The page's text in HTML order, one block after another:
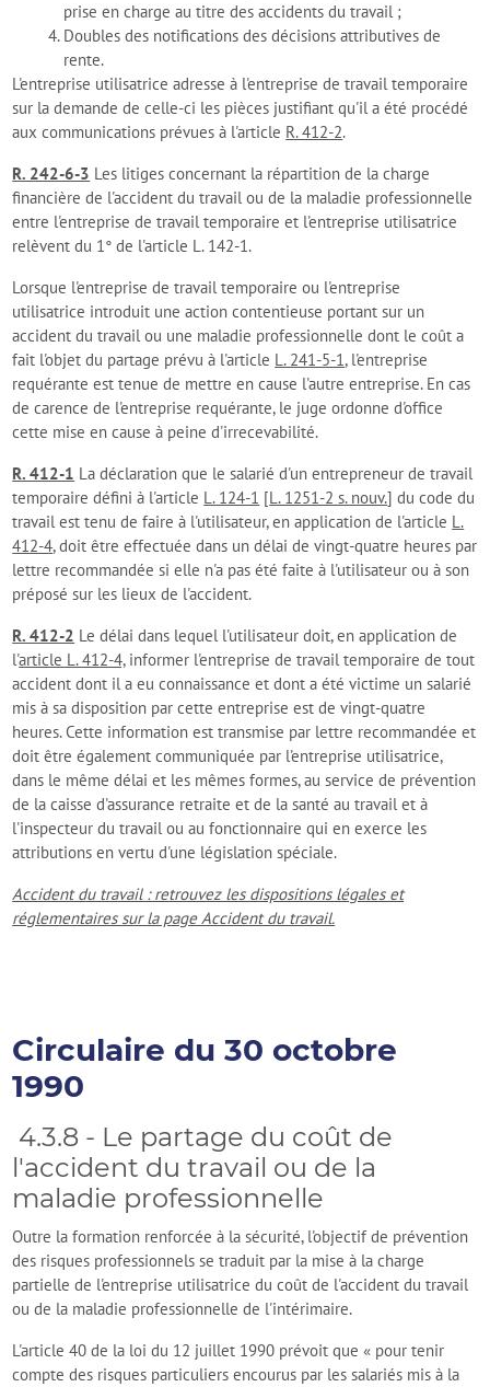
prise en charge au titre des accidents du travail ;
Doubles des notifications des décisions attributives de
rente.
L'entreprise utilisatrice adresse à l'entreprise de travail temporaire
sur la demande de celle-ci les pièces justifiant qu'il a été procédé
aux communications prévues à l'article R. 412-2.
R. 242-6-3 Les litiges concernant la répartition de la charge
financière de l'accident du travail ou de la maladie professionnelle
entre l'entreprise de travail temporaire et l'entreprise utilisatrice
relèvent du 1° de l'article L. 142-1.
Lorsque l'entreprise de travail temporaire ou l'entreprise
utilisatrice introduit une action contentieuse portant sur un
accident du travail ou une maladie professionnelle dont le coût a
fait l'objet du partage prévu à l'article L. 241-5-1, l'entreprise
requérante est tenue de mettre en cause l'autre entreprise. En cas
de carence de l'entreprise requérante, le juge ordonne d'office
cette mise en cause à peine d'irrecevabilité.
R. 412-1 La déclaration que le salarié d'un entrepreneur de travail
temporaire défini à l'article L. 124-1 [L. 1251-2 s. nouv.] du code du
travail est tenu de faire à l'utilisateur, en application de l'article L.
412-4, doit être effectuée dans un délai de vingt-quatre heures par
lettre recommandée si elle n'a pas été faite à l'utilisateur ou à son
préposé sur les lieux de l'accident.
R. 412-2 Le délai dans lequel l'utilisateur doit, en application de
l'article L. 412-4,informer l'entreprise de travail temporaire de tout
accident dont il a eu connaissance et dont a été victime un salarié
mis à sa disposition par cette entreprise est de vingt-quatre
heures. Cette information est transmise par lettre recommandée et
doit être également communiquée par l'entreprise utilisatrice,
dans le même délai et les mêmes formes, au service de prévention
de la caisse d'assurance retraite et de la santé au travail et à
l'inspecteur du travail ou au fonctionnaire qui en exerce les
attributions en vertu d'une législation spéciale.
Accident du travail : retrouvez les dispositions légales et
réglementaires sur la page Accident du travail.
Circulaire du 30 octobre
1990
4.3.8 - Le partage du coût de
l'accident du travail ou de la
maladie professionnelle
Outre la formation renforcée à la sécurité, l'objectif de prévention
des risques professionnels se traduit par la mise à la charge
partielle de l'entreprise utilisatrice du coût de l'accident du travail
ou de la maladie professionnelle de l'intérimaire.
L'article 40 de la loi du 12 juillet 1990 prévoit que « pour tenir
compte des risques particuliers encourus par les salariés mis à la